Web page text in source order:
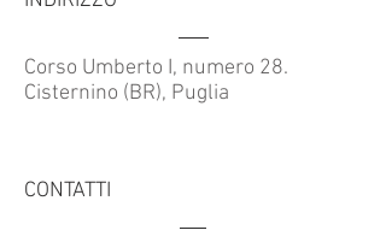
Corso Umberto I, numero 28.
Cisternino (BR), Puglia
CONTATTI